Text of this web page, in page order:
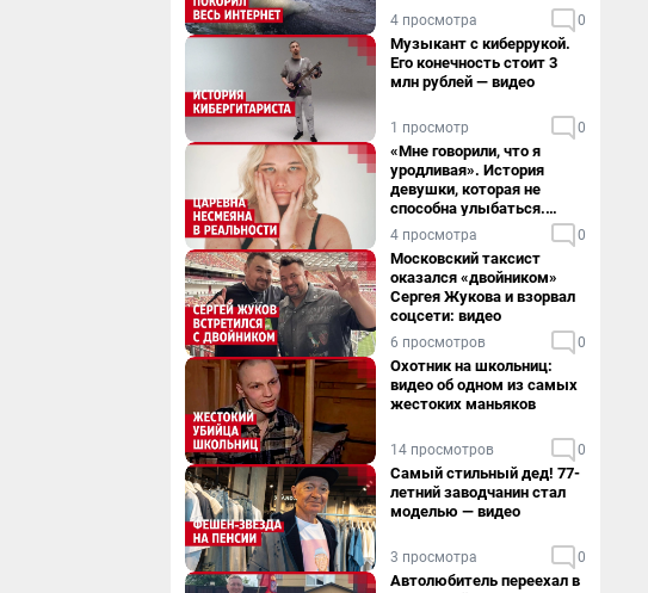
4 просмотра 0
Музыкант с киберрукой.
Его конечность стоит 3
млн рублей — видео
1 просмотр 0
«Мне говорили, что я
уродливая». История
девушки, которая не
способна улыбаться.
Видео
4 просмотра 0
Московский таксист
оказался «двойником»
Сергея Жукова и взорвал
соцсети: видео
6 просмотров 0
Охотник на школьниц:
видео об одном из самых
жестоких маньяков
14 просмотров 0
Самый стильный дед! 77-
летний заводчанин стал
моделью — видео
3 просмотра 0
Автолюбитель переехал в